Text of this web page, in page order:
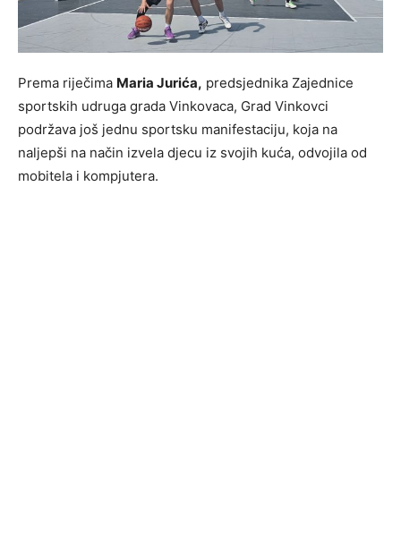
Prema riječima Maria Jurića, predsjednika Zajednice
sportskih udruga grada Vinkovaca, Grad Vinkovci
podržava još jednu sportsku manifestaciju, koja na
naljepši na način izvela djecu iz svojih kuća, odvojila od
mobitela i kompjutera.